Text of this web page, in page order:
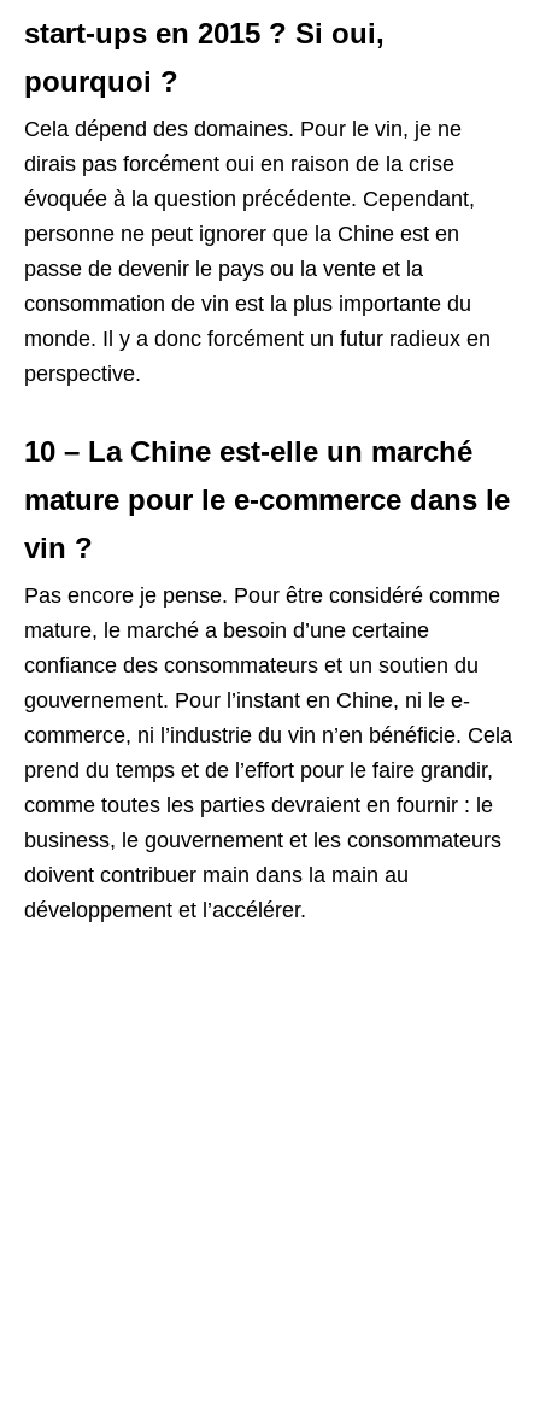
start-ups en 2015 ? Si oui,
pourquoi ?
Cela dépend des domaines. Pour le vin, je ne
dirais pas forcément oui en raison de la crise
évoquée à la question précédente. Cependant,
personne ne peut ignorer que la Chine est en
passe de devenir le pays ou la vente et la
consommation de vin est la plus importante du
monde. Il y a donc forcément un futur radieux en
perspective.
10 – La Chine est-elle un marché
mature pour le e-commerce dans le
vin ?
Pas encore je pense. Pour être considéré comme
mature, le marché a besoin d’une certaine
confiance des consommateurs et un soutien du
gouvernement. Pour l’instant en Chine, ni le e-
commerce, ni l’industrie du vin n’en bénéficie. Cela
prend du temps et de l’effort pour le faire grandir,
comme toutes les parties devraient en fournir : le
business, le gouvernement et les consommateurs
doivent contribuer main dans la main au
développement et l’accélérer.